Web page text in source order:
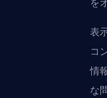
表
コ
情
な